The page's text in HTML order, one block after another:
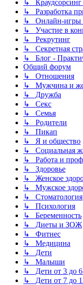
↳ Краудсорсинг
↳ Разработка
↳ Онлайн-игры
↳ Участие в
↳ Рекрутинг
↳ Секретная
↳ Блог -
Общий форум
↳ Отношения
↳ Мужчина и
↳ Дружба
↳ Секс
↳ Семья
↳ Родители
↳ Пикап
↳ Я и общество
↳ Социальная
↳ Работа и
↳ Здоровье
↳ Женское
↳ Мужское
↳ Стоматология
↳ Психология
↳ Беременность
↳ Диеты и ЗОЖ
↳ Фитнес
↳ Медицина
↳ Дети
↳ Малыши
↳ Дети от 3 до 6
↳ Дети от 7 до